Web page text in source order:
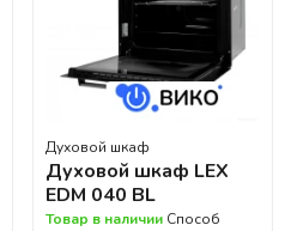
17, пом. 38, оф. №1
Духовой шкаф
Духовой шкаф LEX
EDM 040 BL
Товар в наличии Способ